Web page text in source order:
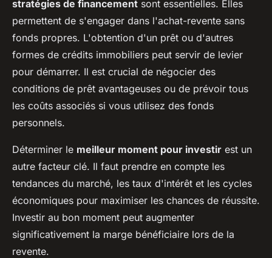
stratégies de financement sont essentielles. Elles
permettent de s'engager dans l'achat-revente sans
fonds propres. L'obtention d'un prêt ou d'autres
formes de crédits immobiliers peut servir de levier
pour démarrer. Il est crucial de négocier des
conditions de prêt avantageuses ou de prévoir tous
les coûts associés si vous utilisez des fonds
personnels.
Déterminer le meilleur moment pour investir est un
autre facteur clé. Il faut prendre en compte les
tendances du marché, les taux d'intérêt et les cycles
économiques pour maximiser les chances de réussite.
Investir au bon moment peut augmenter
significativement la marge bénéficiaire lors de la
revente.